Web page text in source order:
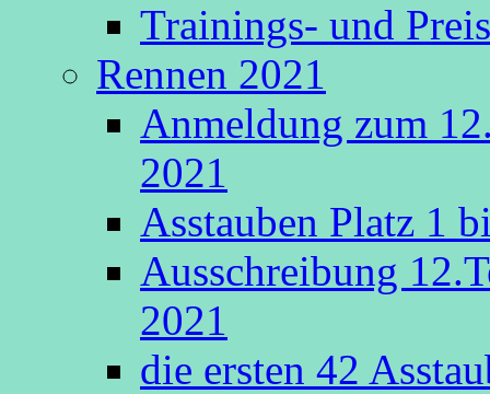
Trainings- und
Rennen 2021
Anmeldung zum
2021
Asstauben Platz 1
Ausschreibung
2021
die ersten 42